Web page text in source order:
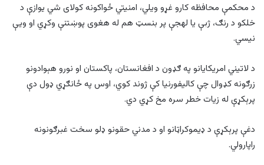
د محکمې محافظه کارو غړو ویلي، امنیتي ځواکونه کولای شي یوازې د
خلکو د رنګ، ژبې یا لهجې پر بنسټ هم له هغوی پوښتنې وکړي او ویې
نیسي.
د لاتیني امریکايانو په ګډون د افغانستان، پاکستان او نورو هېوادونو
زرګونه کډوال چې کالیفورنیا کې ژوند کوي، اوس په ځانګړي ډول دې
پرېکړې له زیات خطر سره مخ کړي دي.
دغې پرېکړې د ډیموکراټانو او د مدني حقونو ډلو سخت غبرګونونه
راپارولي.